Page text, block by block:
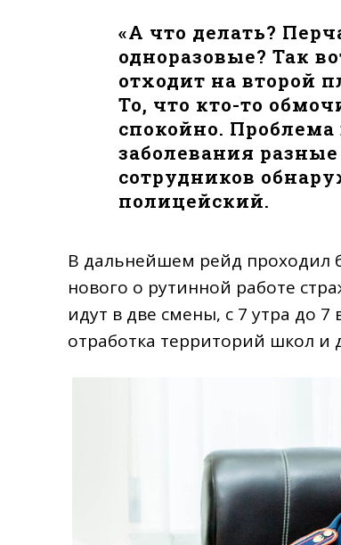
«А что делать?
одноразовые? Так
отходит на второй
То, что кто-то
спокойно.
заболевания
сотрудников
полицейский.
В дальнейшем рейд проходил
нового о рутинной работе
идут в две смены, с 7 утра до 7
отработка территорий школ и